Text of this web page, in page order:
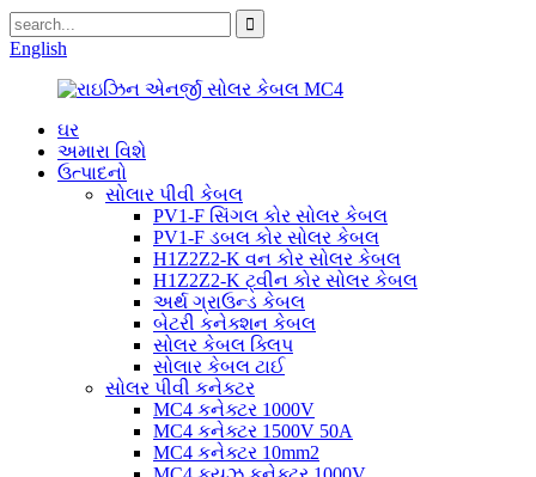
English
ઘર
અમારા વિશે
ઉત્પાદનો
સોલાર પીવી કેબલ
PV1-F સિંગલ કોર સોલર કેબલ
PV1-F ડબલ ​​કોર સોલર કેબલ
H1Z2Z2-K વન કોર સોલર કેબલ
H1Z2Z2-K ટ્વીન કોર સોલર કેબલ
અર્થ ગ્રાઉન્ડ કેબલ
બેટરી કનેક્શન કેબલ
સોલર કેબલ ક્લિપ
સોલાર કેબલ ટાઈ
સોલર પીવી કનેક્ટર
MC4 કનેક્ટર 1000V
MC4 કનેક્ટર 1500V 50A
MC4 કનેક્ટર 10mm2